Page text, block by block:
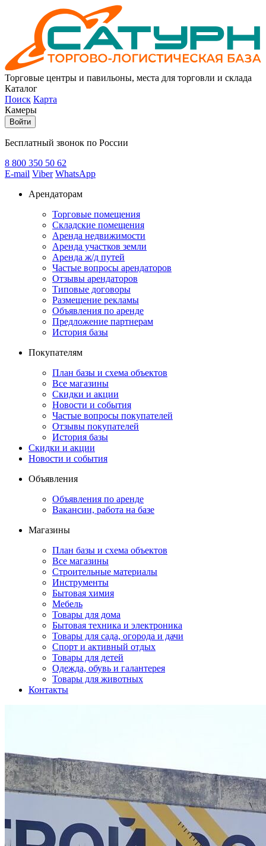
Торговые центры и павильоны, места для торговли и склада
Каталог
Поиск Карта
Камеры
Войти
Бесплатный звонок по России
8 800 350 50 62
E-mail Viber WhatsApp
Арендаторам
Торговые помещения
Складские помещения
Аренда недвижимости
Аренда участков земли
Аренда ж/д путей
Частые вопросы арендаторов
Отзывы арендаторов
Типовые договоры
Размещение рекламы
Объявления по аренде
Предложение партнерам
История базы
Покупателям
План базы и схема объектов
Все магазины
Скидки и акции
Новости и события
Частые вопросы покупателей
Отзывы покупателей
История базы
Скидки и акции
Новости и события
Объявления
Объявления по аренде
Вакансии, работа на базе
Магазины
План базы и схема объектов
Все магазины
Строительные материалы
Инструменты
Бытовая химия
Мебель
Товары для дома
Бытовая техника и электроника
Товары для сада, огорода и дачи
Спорт и активный отдых
Товары для детей
Одежда, обувь и галантерея
Товары для животных
Контакты